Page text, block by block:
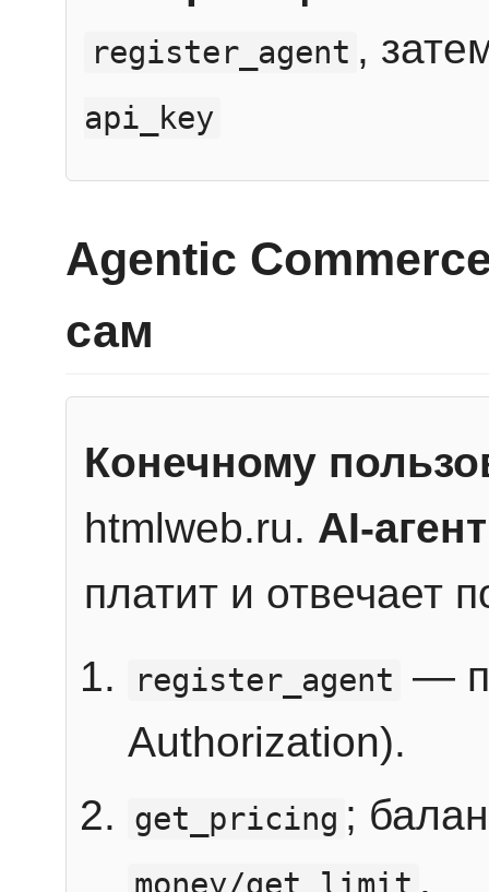
register_agent ,
api_key
Agentic
сам
Конечному
htmlweb.ru. AI-агент
платит и отвечает
register_agent —
Authorization).
get_pricing ;
.